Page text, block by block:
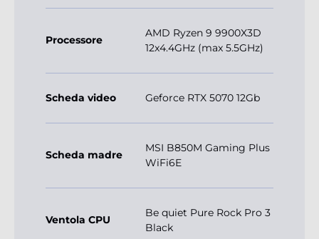
Processore
AMD Ryzen 9 9900X3D
12x4.4GHz (max 5.5GHz)
Scheda video Geforce RTX 5070 12Gb
Scheda madre
MSI B850M Gaming Plus
WiFi6E
Ventola CPU
Be quiet Pure Rock Pro 3
Black